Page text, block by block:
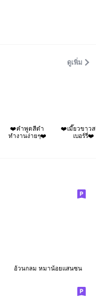
ดูเพิ่ม
❤️คำพูดสีดำ
ทำงานง่ายๆ❤️
❤️เมี๊ยวขาวส
เบอร์รี่❤️
อ้วนกลม หมาน้อยแสนซน